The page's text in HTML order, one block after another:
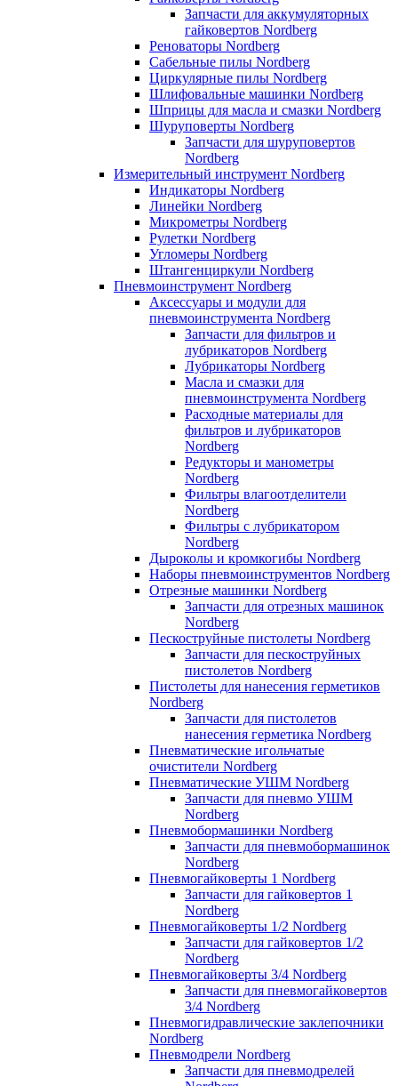
Запчасти для аккумуляторных
гайковертов Nordberg
Реноваторы Nordberg
Сабельные пилы Nordberg
Циркулярные пилы Nordberg
Шлифовальные машинки Nordberg
Шприцы для масла и смазки Nordberg
Шуруповерты Nordberg
Запчасти для шуруповертов
Nordberg
Измерительный инструмент Nordberg
Индикаторы Nordberg
Линейки Nordberg
Микрометры Nordberg
Рулетки Nordberg
Угломеры Nordberg
Штангенциркули Nordberg
Пневмоинструмент Nordberg
Аксессуары и модули для
пневмоинструмента Nordberg
Запчасти для фильтров и
лубрикаторов Nordberg
Лубрикаторы Nordberg
Масла и смазки для
пневмоинструмента Nordberg
Расходные материалы для
фильтров и лубрикаторов
Nordberg
Редукторы и манометры
Nordberg
Фильтры влагоотделители
Nordberg
Фильтры с лубрикатором
Nordberg
Дыроколы и кромкогибы Nordberg
Наборы пневмоинструментов Nordberg
Отрезные машинки Nordberg
Запчасти для отрезных машинок
Nordberg
Пескоструйные пистолеты Nordberg
Запчасти для пескоструйных
пистолетов Nordberg
Пистолеты для нанесения герметиков
Nordberg
Запчасти для пистолетов
нанесения герметика Nordberg
Пневматические игольчатые
очистители Nordberg
Пневматические УШМ Nordberg
Запчасти для пневмо УШМ
Nordberg
Пневмобормашинки Nordberg
Запчасти для пневмобормашинок
Nordberg
Пневмогайковерты 1 Nordberg
Запчасти для гайковертов 1
Nordberg
Пневмогайковерты 1/2 Nordberg
Запчасти для гайковертов 1/2
Nordberg
Пневмогайковерты 3/4 Nordberg
Запчасти для пневмогайковертов
3/4 Nordberg
Пневмогидравлические заклепочники
Nordberg
Пневмодрели Nordberg
Запчасти для пневмодрелей